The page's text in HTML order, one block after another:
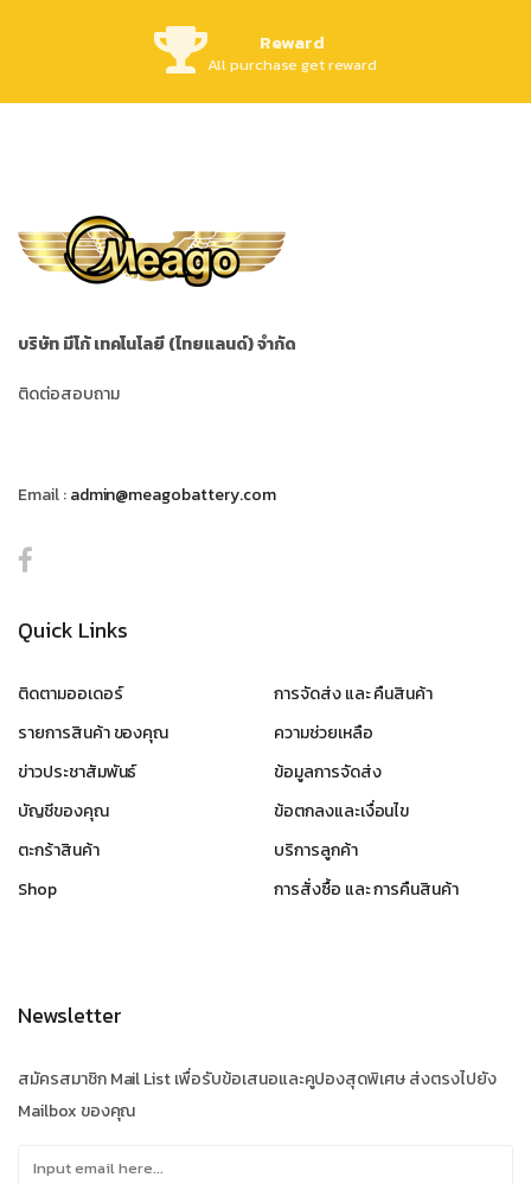
Reward
All purchase get reward
บริษัท มีโก้ เทคโนโลยี (ไทยแลนด์) จำกัด
ติดต่อสอบถาม
Email :admin@meagobattery.com
Quick Links
ติดตามออเดอร์
รายการสินค้า ของคุณ
ข่าวประชาสัมพันธ์
บัญชีของคุณ
ตะกร้าสินค้า
Shop
การจัดส่ง และ คืนสินค้า
ความช่วยเหลือ
ข้อมูลการจัดส่ง
ข้อตกลงและเงื่อนไข
บริการลูกค้า
การสั่งซื้อ และ การคืนสินค้า
Newsletter
สมัครสมาชิก Mail List เพื่อรับข้อเสนอและคูปองสุดพิเศษ ส่งตรงไปยัง
Mailbox ของคุณ